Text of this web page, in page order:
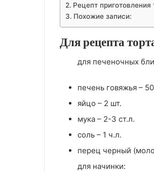
Рецепт приготовления
Похожие записи:
Для рецепта
для печеночных
печень говяжья –
яйцо – 2 шт.
мука – 2-3 ст.л.
соль – 1 ч.л.
перец черный
для начинки: